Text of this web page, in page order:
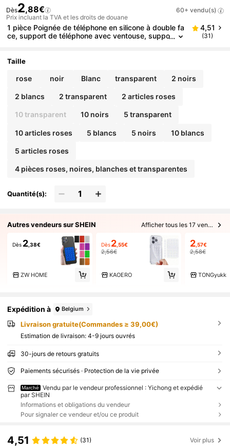
Dès2,88€
Prix incluant la TVA et les droits de douane
60+ vendu(s)
1 pièce Poignée de téléphone en silicone à double fa
ce, support de téléphone avec ventouse, suppo
vec prise pour les doigts, montable au mur, support
alle de bain, la cuisine, facile à nettoyer, ne laisse pa
s de trace, doux au toucher, accessoire de téléphon
e réutilisable
4,51
(31)
Taille
rose noir Blanc transparent 2 noirs
2 blancs 2 transparent 2 articles roses
10 transparent 10 noirs 5 transparent
10 articles roses 5 blancs 5 noirs 10 blancs
5 articles roses
4 pièces roses, noires, blanches et transparentes
Quantité(s):
Autres vendeurs sur SHEIN Afficher tous les 17 vendeurs
Dès 2,38€
ZW HOME
Dès2 ,55€
2,56€
KAOERO
2,57€
2,58€
TONGyukk
Expédition à Belgium
Livraison gratuite(Commandes ≥ 39,00€)
Estimation de livraison: 4-9 jours ouvrés
30-jours de retours gratuits
Paiements sécurisés · Protection de la vie privée
Marché
Vendu par le vendeur professionnel : Yichong et expédié
par SHEIN
Informations et obligations du vendeur
Pour signaler ce vendeur et/ou ce produit
4,51 (31) Voir plus